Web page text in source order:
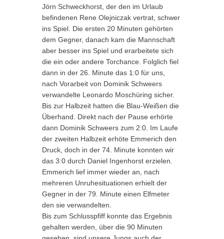
Jörn Schweckhorst, der den im Urlaub
befindenen Rene Olejniczak vertrat, schwer
ins Spiel. Die ersten 20 Minuten gehörten
dem Gegner, danach kam die Mannschaft
aber besser ins Spiel und erarbeitete sich
die ein oder andere Torchance. Folglich fiel
dann in der 26. Minute das 1:0 für uns,
nach Vorarbeit von Dominik Schweers
verwandelte Leonardo Moschüring sicher.
Bis zur Halbzeit hatten die Blau-Weißen die
Überhand. Direkt nach der Pause erhörte
dann Dominik Schweers zum 2:0. Im Laufe
der zweiten Halbzeit erhöte Emmerich den
Druck, doch in der 74. Minute konnten wir
das 3:0 durch Daniel Ingenhorst erzielen.
Emmerich lief immer wieder an, nach
mehreren Unruhesituationen erhielt der
Gegner in der 79. Minute einen Elfmeter
den sie verwandelten.
Bis zum Schlusspfiff konnte das Ergebnis
gehalten werden, über die 90 Minuten